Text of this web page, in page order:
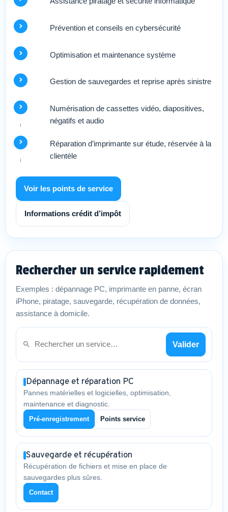
Prévention et conseils en cybersécurité
Optimisation et maintenance système
Gestion de sauvegardes et reprise après sinistre
Numérisation de cassettes vidéo, diapositives,
négatifs et audio
Réparation d’imprimante sur étude, réservée à la
clientèle
Voir les points de service
Informations crédit d’impôt
Rechercher un service rapidement
Exemples : dépannage PC, imprimante en panne, écran
iPhone, piratage, sauvegarde, récupération de données,
assistance à domicile.
Valider
Dépannage et réparation PC
Pannes matérielles et logicielles, optimisation,
maintenance et diagnostic.
Pré-enregistrement Points service
Sauvegarde et récupération
Récupération de fichiers et mise en place de
sauvegardes plus sûres.
Contact